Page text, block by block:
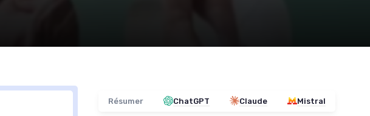
Résumer ChatGPT Claude Mistral